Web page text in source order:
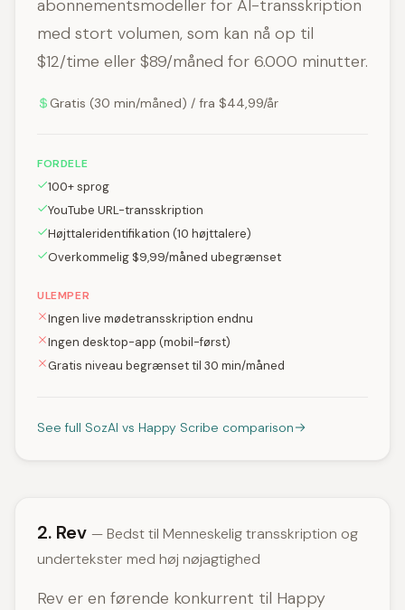
abonnementsmodeller for AI-transskription
med stort volumen, som kan nå op til
$12/time eller $89/måned for 6.000 minutter.
Gratis (30 min/måned) / fra $44,99/år
FORDELE
100+ sprog
YouTube URL-transskription
Højttaleridentifikation (10 højttalere)
Overkommelig $9,99/måned ubegrænset
ULEMPER
Ingen live mødetransskription endnu
Ingen desktop-app (mobil-først)
Gratis niveau begrænset til 30 min/måned
See full SozAI vs Happy Scribe comparison
2. Rev — Bedst til Menneskelig transskription og
undertekster med høj nøjagtighed
Rev er en førende konkurrent til Happy